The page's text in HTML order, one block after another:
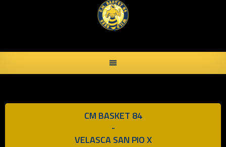
CM BASKET 84
-
VELASCA SAN PIO X